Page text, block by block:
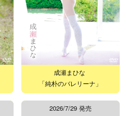
成瀬まひな
「純朴のバレリーナ」
2026/7/29 発売